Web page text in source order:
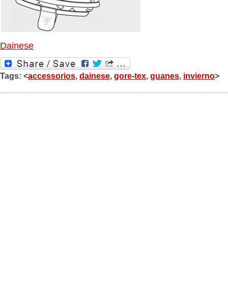
Dainese
Tags: <accessorios, dainese, gore-tex, guanes, invierno>